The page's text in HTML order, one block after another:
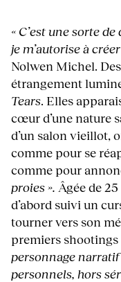
« C’est une sorte
je m’autorise à
Nolwen Michel.
étrangement
Tears. Elles
cœur d’une nature
d’un salon vieillot,
comme pour se
comme pour
proies ». Âgée de
d’abord suivi un
tourner vers son
premiers
personnage
personnels, hors